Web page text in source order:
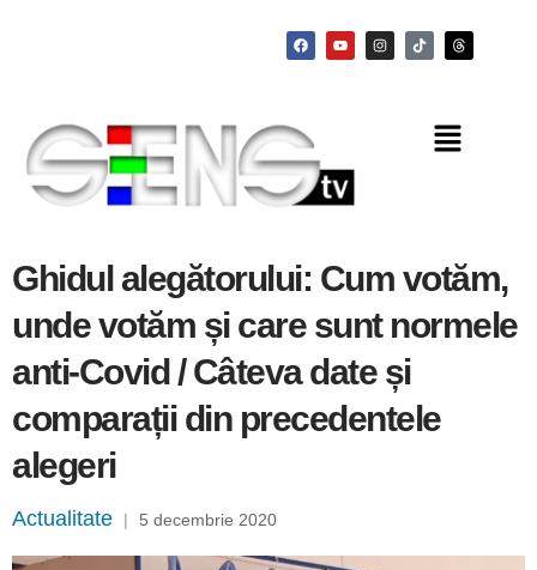
Ghidul alegătorului: Cum votăm,
unde votăm și care sunt normele
anti-Covid / Câteva date și
comparații din precedentele
alegeri
Actualitate | 5 decembrie 2020